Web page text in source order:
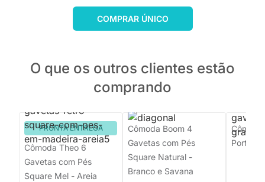
COMPRAR ÚNICO
O que os outros clientes estão
comprando
PRONTA ENTREGA
Cômoda Theo 6
Gavetas com Pés
Square Mel - Areia
Cômoda Boom 4
Gavetas com Pés
Square Natural -
Branco e Savana
Porta